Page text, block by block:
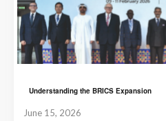
Understanding the BRICS Expansion
June 15, 2026